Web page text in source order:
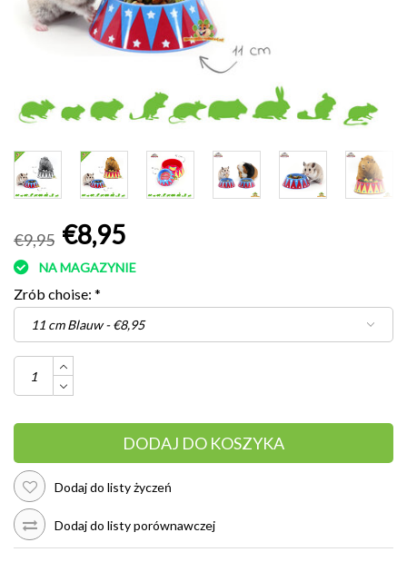
€9,95 €8,95
NA MAGAZYNIE
Zrób choise: *
DODAJ DO KOSZYKA
Dodaj do listy życzeń
Dodaj do listy porównawczej